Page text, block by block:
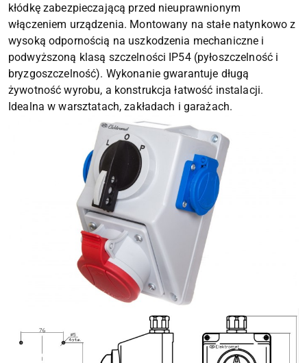
kłódkę zabezpieczającą przed nieuprawnionym
włączeniem urządzenia. Montowany na stałe natynkowo z
wysoką odpornością na uszkodzenia mechaniczne i
podwyższoną klasą szczelności IP54 (pyłoszczelność i
bryzgoszczelność). Wykonanie gwarantuje długą
żywotność wyrobu, a konstrukcja łatwość instalacji.
Idealna w warsztatach, zakładach i garażach.